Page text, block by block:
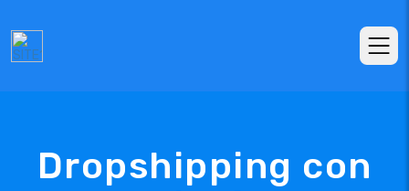
Dropshipping con